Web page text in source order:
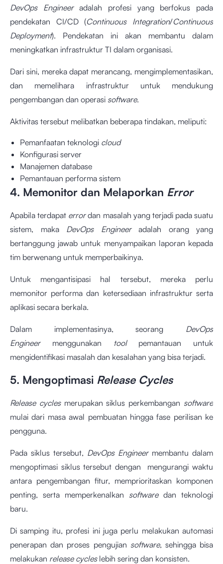
DevOps Engineeradalah profesi yang berfokus pada
pendekatan CI/CD (Continuous Integration/Continuous
Deployment). Pendekatan ini akan membantu dalam
meningkatkan infrastruktur TI dalam organisasi.
Dari sini, mereka dapat merancang, mengimplementasikan,
dan memelihara infrastruktur untuk mendukung
pengembangan dan operasi software.
Aktivitas tersebut melibatkan beberapa tindakan, meliputi:
Pemanfaatan teknologi cloud
Konfigurasi server
Manajemen database
Pemantauan performa sistem
4. Memonitor dan Melaporkan Error
Apabila terdapat errordan masalah yang terjadi pada suatu
sistem, maka DevOps Engineeradalah orang yang
bertanggung jawab untuk menyampaikan laporan kepada
tim berwenang untuk memperbaikinya.
Untuk mengantisipasi hal tersebut, mereka perlu
memonitor performa dan ketersediaan infrastruktur serta
aplikasi secara berkala.
Dalam implementasinya, seorang DevOps
Engineer menggunakan toolpemantauan untuk
mengidentifikasi masalah dan kesalahan yang bisa terjadi.
5. Mengoptimasi Release Cycles
Release cyclesmerupakan siklus perkembangan software
mulai dari masa awal pembuatan hingga fase perilisan ke
pengguna.
Pada siklus tersebut, DevOps Engineermembantu dalam
mengoptimasi siklus tersebut dengan mengurangi waktu
antara pengembangan fitur, memprioritaskan komponen
penting, serta memperkenalkan software dan teknologi
baru.
Di samping itu, profesi ini juga perlu melakukan automasi
penerapan dan proses pengujian software, sehingga bisa
melakukan release cycleslebih sering dan konsisten.